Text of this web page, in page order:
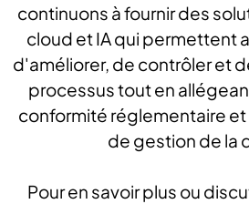
continuons à fournir des
cloud et IA qui permettent
d'améliorer, de contrôler et
processus tout en
conformité réglementaire
de gestion de la
Pour en savoir plus ou